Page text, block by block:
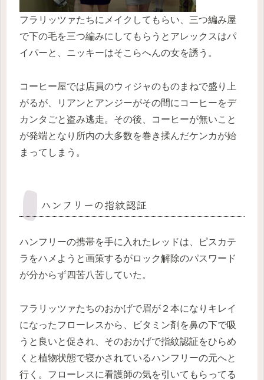
フラリッツァたちにメイクしてもらい、三つ編み屋
で下の毛を三つ編みにしてもらうとアレックスはパ
イパーと、ニッキーはそこらへんの女を誘う。
コーヒー屋では店員のウィジャのものまねで盛り上
がるが、リアンとアンジーがその間にコーヒーをデ
カンタごと盗み逃走。その後、コーヒーが無いこと
が発端となり所内の大多数を巻き揉んだケンカが始
まってしまう。
ハンフリーの指紋認証
ハンフリーの携帯を手に入れたレッドは、ピスカテ
ラをハメようと画策するがロック解除のパスワード
が分からず四苦八苦していた。
フラリッツァたちのおかげで眉が２本になりキレイ
になったフローレスから、ビタミン剤を鼻の下で吸
うと良いと促され、そのおかげで指紋認証をひらめ
くと植物状態で寝かされているハンフリーの元へと
行く。フローレスに看護師の気を引いてもらってる